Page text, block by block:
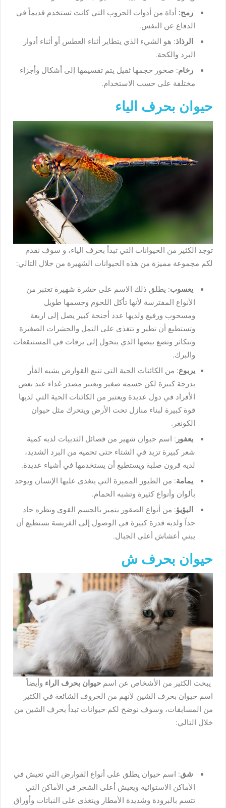
رمح: أداة من أدوات الحروب التي كانت تستخدم قديماً في
الدفاع عن النفس.
الرذاذ: هو الشيء الذي يتطاير أثناء العطس أو أثناء أدوار
البرد والكحة.
رخام: صخور حجمها ثقيل يتم تقسيمها إلى أشكال وأجزاء
مختلفة على حسب الاستخدام.
حيوان بحرف الياء
توجد الكثير من الحيوانات التي تبدأ بحرف الياء، و سوف نقدم
لكم مجموعة مميزة من هذه الحيوانات الشهيرة من خلال التالي:
يعسوب: يطلق ذلك الاسم على حشرة شهيرة تعتبر من
الأنواع المفترسة لأنها تأكل اللحوم وجسمها طويل
ومسحوب ورفيع ولديها عدد أجنحة كبير يصل إلى اربعة
وتستطيع أن تطير و تتغذى على النمل والحشرات الصغيرة
وتتكاثر وتضع بيضها الذي يتحول إلى يرقات في المستنقعات
والبرك.
يربوع: من الكائنات الحية التي تتبع القوارض يشبه الفأر
بدرجة كبيرة لكن جسمه صغير ويعتبر مصدر غذاء عند بعض
الأفراد في دول عديدة ويعتبر من الكائنات الحية التي لديها
قوة كبيرة لبناء منازل تحت الأرض ويتحرك مثل حيوان
الكونغر.
يعفور : اسم حيوان شهير من فصائل الثدييات لديه كمية
شعر كبيرة تزيد في الشتاء حتى تحميه من البرد الشديد،
لديه قرون صلبة ويستطيع أن يستخدمها في أشياء عديدة.
يمامة: من الطيور المميزة التي يتغذى عليها الإنسان ويوجد
بألوان وأنواع كثيرة وتشبه الحمام.
اليؤيؤ: من أنواع الصقور يتميز بالجسم القوي ونظره حاد
جداً ولديه قدرة كبيرة في الوصول إلى الفريسة يستطيع أن
يبني أعشاش أعلى الجبال.
حيوان بحرف ش
يبحث الكثير من الأشخاص عن اسم حيوان بحرف الراء وأيضاً
اسم حيوان بحرف الشين لأنهم من الحروف الشائعة في الكثير
من المسابقات، وسوف نوضح لكم حيوانات تبدأ بحرف الشين من
خلال التالي:
شق: اسم حيوان يطلق على أنواع القوارض التي تعيش في
الأماكن الاستوائية ويعيش أعلى الشجر في الأماكن التي
تتسم بالبرودة وشديدة الأمطار ويتغذى على النباتات وأوراق